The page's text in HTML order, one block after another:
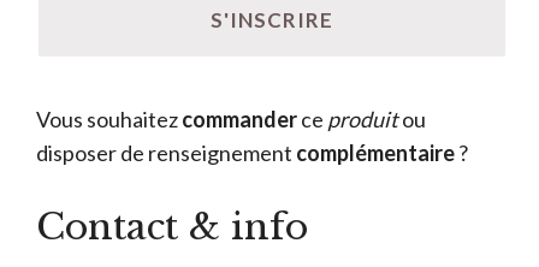
Vous souhaitezcommanderce produitou
disposer de renseignement complémentaire?
Contact & info